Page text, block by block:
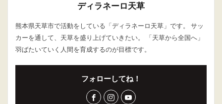
ディラネーロ天草
熊本県天草市で活動をしている「ディラネーロ天草」です。 サッ
カーを通して、天草を盛り上げていきたい。 「天草から全国へ」
羽ばたいていく人間を育成するのが目標です。
フォローしてね！